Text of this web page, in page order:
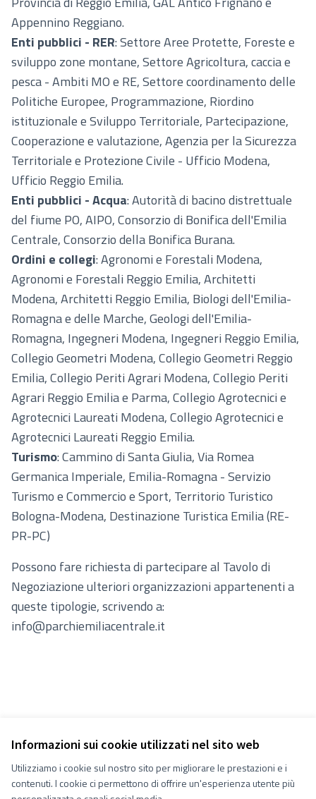
Informazioni sui cookie utilizzati nel sito web
Utilizziamo i cookie sul nostro sito per migliorare le prestazioni e i
contenuti. I cookie ci permettono di offrire un'esperienza utente più
Appennino Reggiano.
Enti pubblici - RER: Settore Aree Protette, Foreste e
sviluppo zone montane, Settore Agricoltura, caccia e
pesca - Ambiti MO e RE, Settore coordinamento delle
Politiche Europee, Programmazione, Riordino
istituzionale e Sviluppo Territoriale, Partecipazione,
Cooperazione e valutazione, Agenzia per la Sicurezza
Territoriale e Protezione Civile - Ufficio Modena,
Ufficio Reggio Emilia.
Enti pubblici - Acqua: Autorità di bacino distrettuale
del fiume PO, AIPO, Consorzio di Bonifica dell'Emilia
Centrale, Consorzio della Bonifica Burana.
Ordini e collegi: Agronomi e Forestali Modena,
Agronomi e Forestali Reggio Emilia, Architetti
Modena, Architetti Reggio Emilia, Biologi dell'Emilia-
Romagna e delle Marche, Geologi dell'Emilia-
Romagna, Ingegneri Modena, Ingegneri Reggio Emilia,
Collegio Geometri Modena, Collegio Geometri Reggio
Emilia, Collegio Periti Agrari Modena, Collegio Periti
Agrari Reggio Emilia e Parma, Collegio Agrotecnici e
Agrotecnici Laureati Modena, Collegio Agrotecnici e
Agrotecnici Laureati Reggio Emilia.
Turismo: Cammino di Santa Giulia, Via Romea
Germanica Imperiale, Emilia-Romagna - Servizio
Turismo e Commercio e Sport, Territorio Turistico
Bologna-Modena, Destinazione Turistica Emilia (RE-
PR-PC)
Possono fare richiesta di partecipare al Tavolo di
Negoziazione ulteriori organizzazioni appartenenti a
queste tipologie, scrivendo a:
info@parchiemiliacentrale.it
Termini e condizioni d''uso
Impostazioni Cookie